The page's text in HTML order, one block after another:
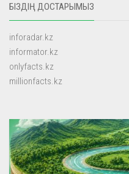
БІЗДІҢ ДОСТАРЫМЫЗ
inforadar.kz
informator.kz
onlyfacts.kz
millionfacts.kz